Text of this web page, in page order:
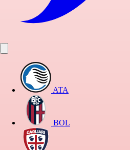
ATA
BOL